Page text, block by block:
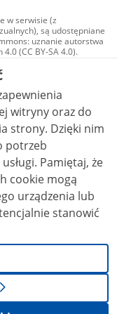
w serwisie (z
są udostępniane
uznanie autorstwa
(CC BY-SA 4.0).
zdjęcia, materiały
na licencji typu
użycie
4.0 (CC BY-
inaczej.
witryny oraz do
Dzięki nim
potrzeb
że
cookie mogą
urządzenia lub
stanowić